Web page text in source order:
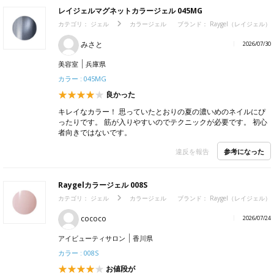
レイジェルマグネットカラージェル 045MG
カテゴリ： ジェル カラージェル ブランド： Raygel（レイジェル）
みさと 2026/07/30
美容室
兵庫県
カラー : 045MG
良かった
キレイなカラー！ 思っていたとおりの夏の濃いめのネイルにぴ
ったりです。 筋が入りやすいのでテクニックが必要です。 初心
者向きではないです。
違反を報告 参考になった
Raygelカラージェル 008S
カテゴリ： ジェル カラージェル ブランド： Raygel（レイジェル）
cococo 2026/07/24
アイビューティサロン
香川県
カラー : 008S
お値段が